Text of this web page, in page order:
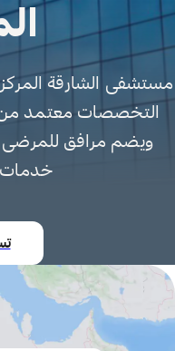
مستشفى الشارقة
التخصصات معتمد من
ويضم مرافق للمرضى
خدمات